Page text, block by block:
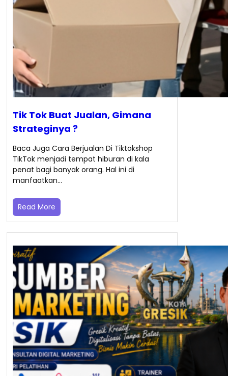
Tik Tok Buat Jualan, Gimana
Strateginya ?
Baca Juga Cara Berjualan Di Tiktokshop
TikTok menjadi tempat hiburan di kala
penat bagi banyak orang. Hal ini di
manfaatkan…
Read More